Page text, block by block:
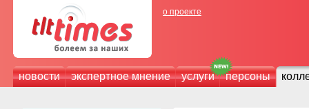
о проекте
новости экспертное мнение услуги персоны